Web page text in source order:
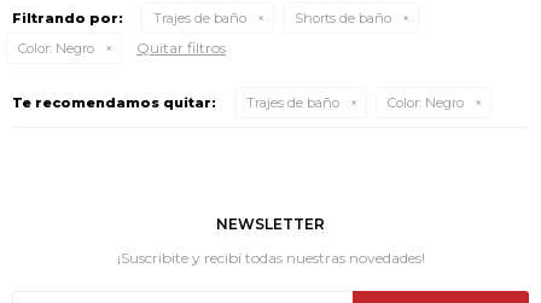
Filtrando por: Trajes de baño
Shorts de baño
Color: Negro Quitar filtros
Te recomendamos quitar: Trajes de baño Color: Negro
NEWSLETTER
¡Suscribite y recibí todas nuestras novedades!